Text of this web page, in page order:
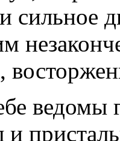
сильное
ведомы